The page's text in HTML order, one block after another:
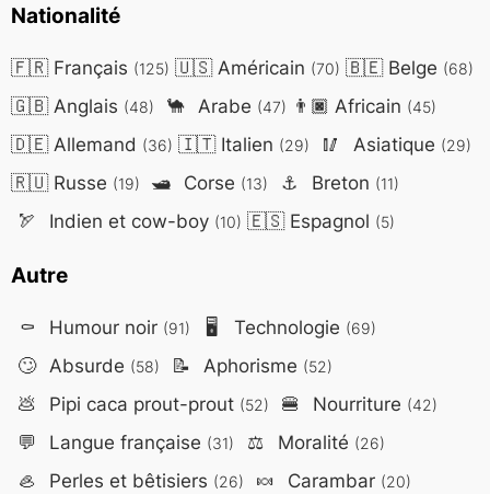
Nationalité
🇫🇷Français (125) 🇺🇸Américain (70) 🇧🇪Belge (68)
🇬🇧Anglais (48) 🐪 Arabe (47) 👨🏿 Africain (45)
🇩🇪Allemand (36) 🇮🇹Italien (29) 🥢 Asiatique (29)
🇷🇺Russe (19) 🛥️ Corse (13) ⚓ Breton (11)
🏹 Indien et cow-boy (10) 🇪🇸Espagnol (5)
Autre
⚰️ Humour noir (91) 🖥️ Technologie (69)
🙄 Absurde (58) 📝 Aphorisme (52)
💩 Pipi caca prout-prout (52) 🍔 Nourriture (42)
💬 Langue française (31) ⚖️ Moralité (26)
🦪 Perles et bêtisiers (26) 🍬 Carambar (20)